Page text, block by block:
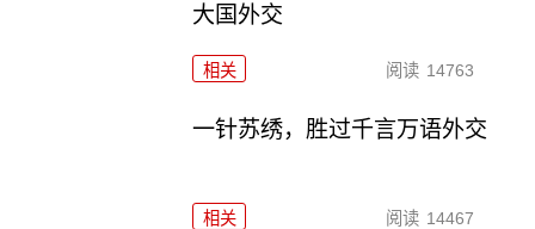
大国外交
相关 阅读 14763
一针苏绣，胜过千言万语外交
相关 阅读 14467